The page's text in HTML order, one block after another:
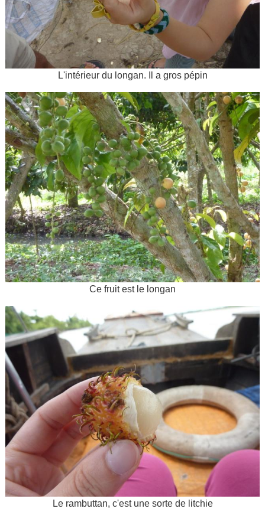
L'intérieur du longan. Il a gros pépin
Ce fruit est le longan
Le rambuttan, c'est une sorte de litchie